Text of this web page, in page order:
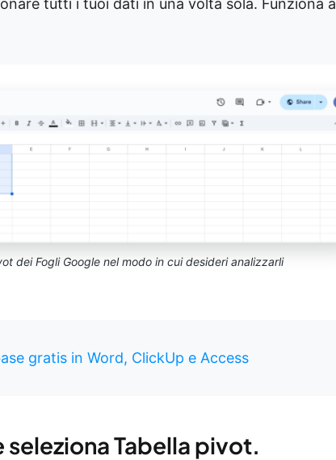
tutti i tuoi dati in una volta sola. Funziona a
dei Fogli Google nel modo in cui desideri analizzarli
gratis in Word, ClickUp e Access
seleziona Tabella pivot.